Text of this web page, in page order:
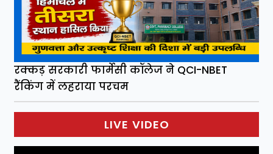
रक्कड़ सरकारी फार्मेसी कॉलेज ने QCI-NBET
रैंकिंग में लहराया परचम
LIVE VIDEO